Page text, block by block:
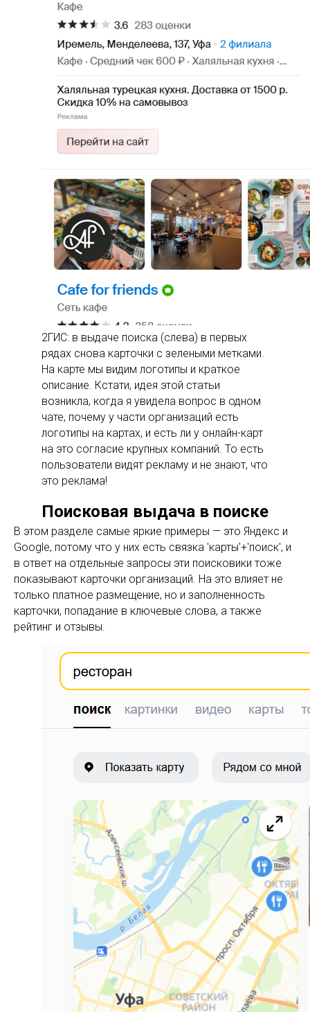
2ГИС: в выдаче поиска (слева) в первых
рядах снова карточки с зелеными метками.
На карте мы видим логотипы и краткое
описание. Кстати, идея этой статьи
возникла, когда я увидела вопрос в одном
чате, почему у части организаций есть
логотипы на картах, и есть ли у онлайн-карт
на это согласие крупных компаний. То есть
пользователи видят рекламу и не знают, что
это реклама!
Поисковая выдача в поиске
В этом разделе самые яркие примеры — это Яндекс и
Google, потому что у них есть связка 'карты'+'поиск', и
в ответ на отдельные запросы эти поисковики тоже
показывают карточки организаций. На это влияет не
только платное размещение, но и заполненность
карточки, попадание в ключевые слова, а также
рейтинг и отзывы.